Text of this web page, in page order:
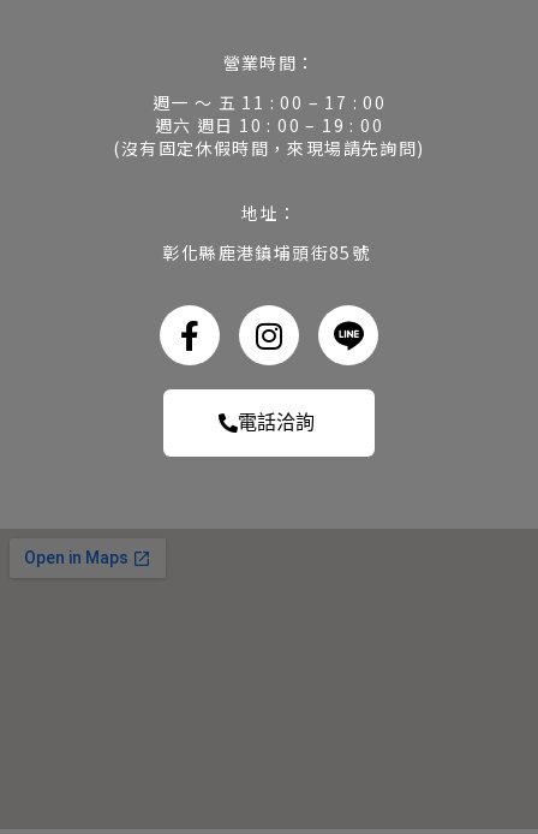
營業時間：
週一 ～ 五 11 : 00 – 17 : 00
週六 週日 10 : 00 – 19 : 00
(沒有固定休假時間，來現場請先詢問)
地址：
彰化縣鹿港鎮埔頭街85號
電話洽詢